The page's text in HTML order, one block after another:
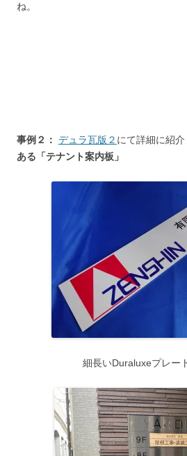
ね。
事例２： デュラ瓦版２ にて詳細に紹介
ある「テナント案内板」
細長いDuraluxeプレー